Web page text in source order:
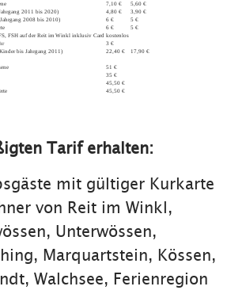
7,10 €
5,60 €
2011 bis 2020)
4,80 €
3,90 €
2008 bis 2010)
6 €
5 €
6 €
5 €
FSH auf der Reit im Winkl inklusiv Card
kostenlos
3 €
bis Jahrgang 2011)
22,40 € 17,90 €
51 €
35 €
45,50 €
45,50 €
Tarif erhalten:
mit gültiger Kurkarte
von Reit im Winkl,
Unterwössen,
Marquartstein, Kössen,
Walchsee, Ferienregion